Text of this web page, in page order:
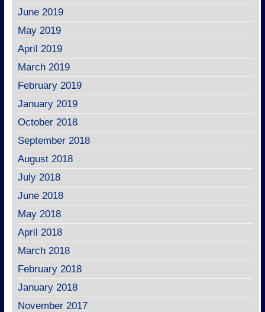
June 2019
May 2019
April 2019
March 2019
February 2019
January 2019
October 2018
September 2018
August 2018
July 2018
June 2018
May 2018
April 2018
March 2018
February 2018
January 2018
November 2017